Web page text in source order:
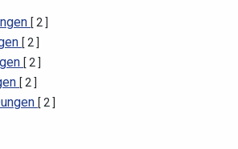
[ 2 ]
[ 2 ]
[ 2 ]
[ 2 ]
[ 2 ]